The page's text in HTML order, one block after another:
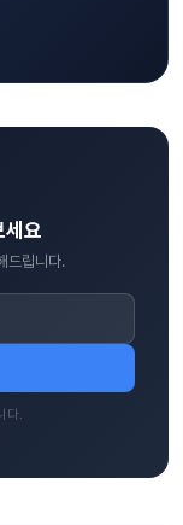
세요
드립니다.
다.